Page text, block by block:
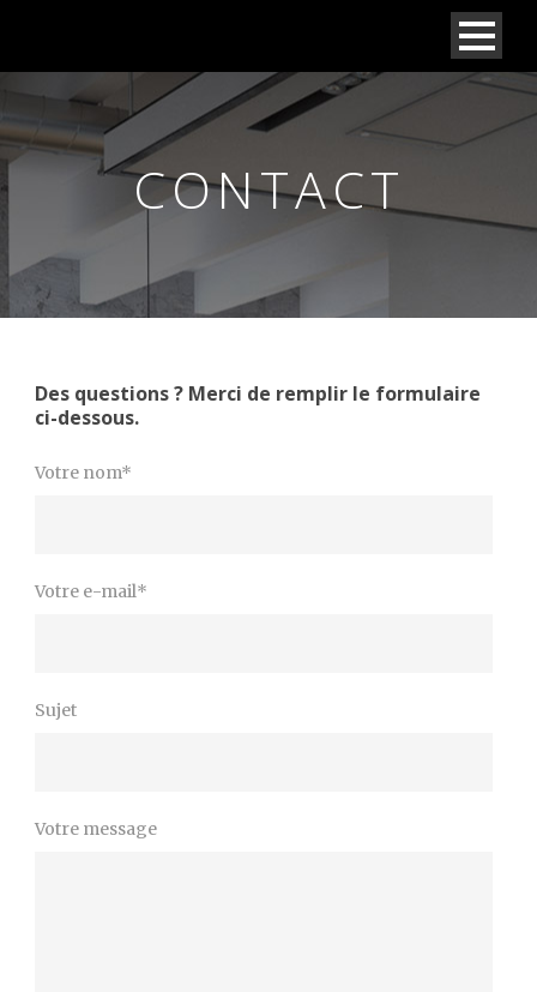
CONTACT
Des questions ? Merci de remplir le formulaire
ci-dessous.
Votre nom*
Votre e-mail*
Sujet
Votre message